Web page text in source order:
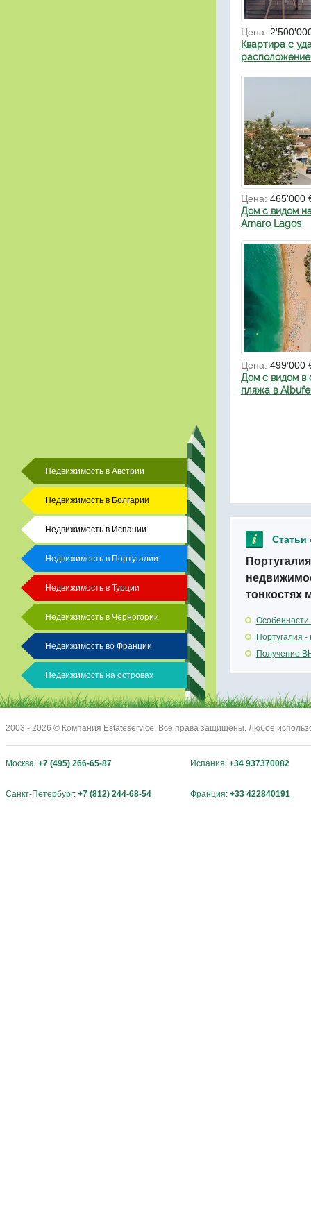
Цена:
Квартира с
Цена: 465'000
Дом с видом
Amaro Lagos
Цена: 499'000
Дом с видом в
пляжа в
Статьи
тонкостях
Особенности
Португалия
Получение
Недвижимость в Австрии
Недвижимость в Болгарии
Недвижимость в Испании
Недвижимость в Португалии
Недвижимость в Турции
Недвижимость в Черногории
Недвижимость во Франции
Недвижимость на островах
2003 - 2026 © Компания Estateservice. Все права защищены. Любое
Москва: +7 (495) 266-65-87 Испания: +34 937370082
Санкт-Петербург: +7 (812) 244-68-54 Франция: +33 422840191